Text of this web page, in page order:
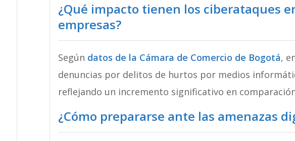
¿Qué impacto tienen los ciberataques
empresas?
Según datos de la Cámara de Comercio de Bogotá,
denuncias por delitos de hurtos por medios
reflejando un incremento significativo en
¿Cómo prepararse ante las amenazas